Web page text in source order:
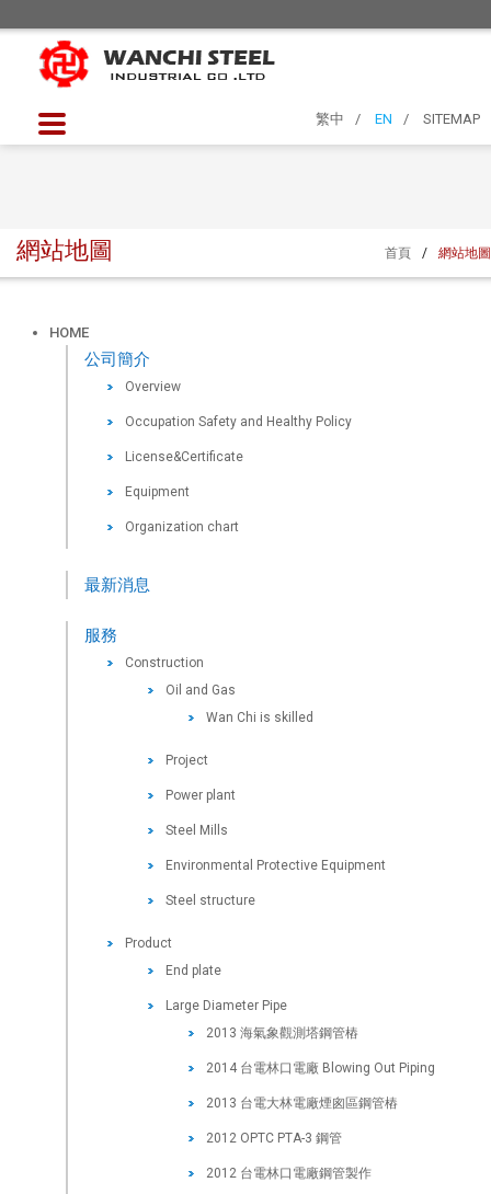
繁中 / EN / SITEMAP
網站地圖 首頁 / 網站地圖
HOME
公司簡介
Overview
Occupation Safety and Healthy Policy
License&Certificate
Equipment
Organization chart
最新消息
服務
Construction
Oil and Gas
Wan Chi is skilled
Project
Power plant
Steel Mills
Environmental Protective Equipment
Steel structure
Product
End plate
Large Diameter Pipe
2013 海氣象觀測塔鋼管樁
2014 台電林口電廠 Blowing Out Piping
2013 台電大林電廠煙囪區鋼管樁
2012 OPTC PTA-3 鋼管
2012 台電林口電廠鋼管製作